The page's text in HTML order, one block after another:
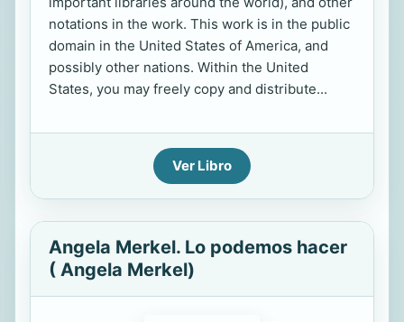
notations in the work. This work is in the public
domain in the United States of America, and
possibly other nations. Within the United
States, you may freely copy and distribute...
Ver Libro
Angela Merkel. Lo podemos hacer
( Angela Merkel)